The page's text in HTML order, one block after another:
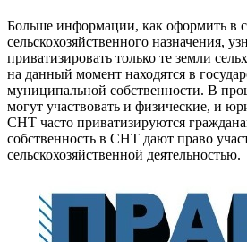
Больше информации, как оформить в
сельскохозяйственного назначения,
приватизировать только те земли
на данный момент находятся в
муниципальной собственности. В
могут участвовать и физические, и
СНТ часто приватизируются
собственность в СНТ дают право
сельскохозяйственной деятельностью.